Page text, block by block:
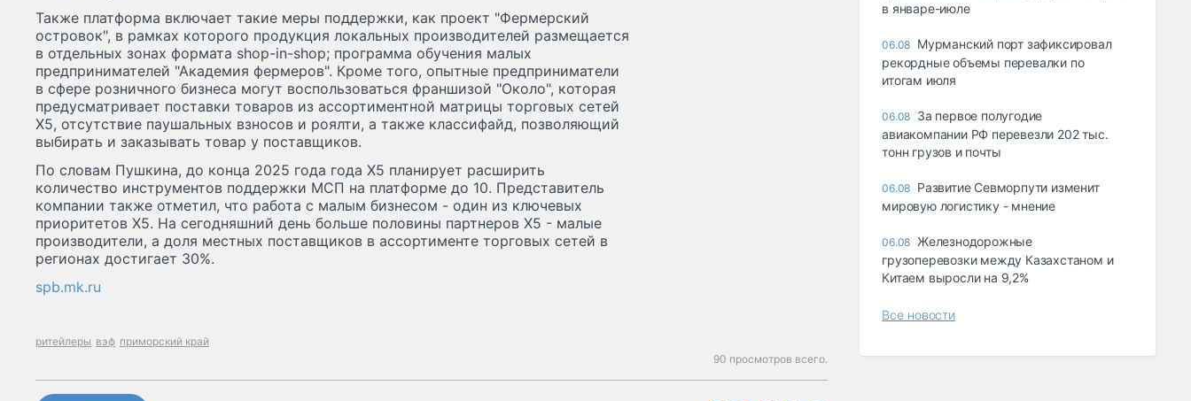
Также платформа включает такие меры поддержки, как проект "Фермерский
островок", в рамках которого продукция локальных производителей размещается
в отдельных зонах формата shop-in-shop; программа обучения малых
предпринимателей "Академия фермеров". Кроме того, опытные предприниматели
в сфере розничного бизнеса могут воспользоваться франшизой "Около", которая
предусматривает поставки товаров из ассортиментной матрицы торговых сетей
Х5, отсутствие паушальных взносов и роялти, а также классифайд, позволяющий
выбирать и заказывать товар у поставщиков.
По словам Пушкина, до конца 2025 года года Х5 планирует расширить
количество инструментов поддержки МСП на платформе до 10. Представитель
компании также отметил, что работа с малым бизнесом - один из ключевых
приоритетов Х5. На сегодняшний день больше половины партнеров X5 - малые
производители, а доля местных поставщиков в ассортименте торговых сетей в
регионах достигает 30%.
spb.mk.ru
ритейлеры вэф приморский край
90 просмотров всего.
в январе-июле
06.08 Мурманский порт зафиксировал
рекордные объемы перевалки по
итогам июля
06.08 За первое полугодие
авиакомпании РФ перевезли 202 тыс.
тонн грузов и почты
06.08 Развитие Севморпути изменит
мировую логистику - мнение
06.08 Железнодорожные
грузоперевозки между Казахстаном и
Китаем выросли на 9,2%
Все новости